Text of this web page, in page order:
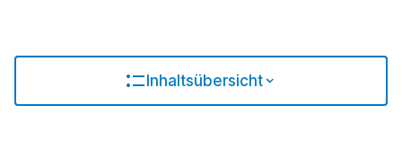
Inhaltsübersicht